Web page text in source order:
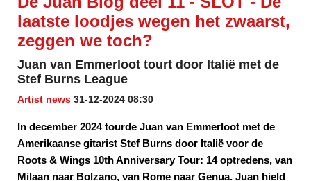
laatste loodjes wegen het zwaarst,
zeggen we toch?
Juan van Emmerloot tourt door Italië met de
Stef Burns League
Artist news 31-12-2024 08:30
In december 2024 tourde Juan van Emmerloot met de
Amerikaanse gitarist Stef Burns door Italië voor de
Roots & Wings 10th Anniversary Tour: 14 optredens, van
Milaan naar Bolzano, van Rome naar Genua. Juan hield